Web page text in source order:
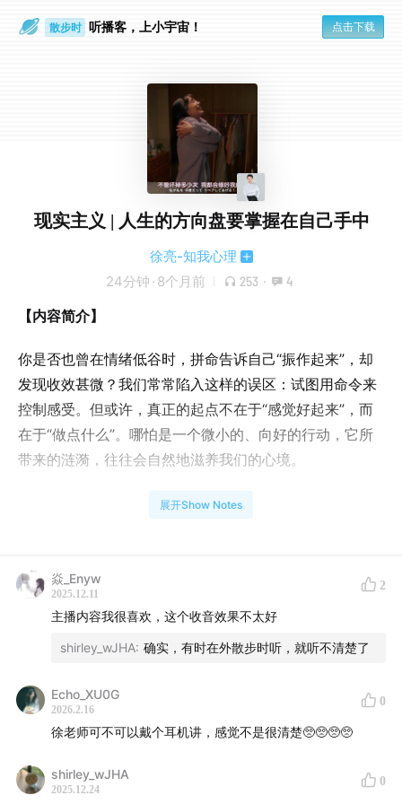
散步时 听播客，上小宇宙！ 点击下载
现实主义 | 人生的方向盘要掌握在自己手中
徐亮-知我心理
24分钟 · 8个月前 253 · 4
【内容简介】
你是否也曾在情绪低谷时，拼命告诉自己“振作起来”，却
发现收效甚微？我们常常陷入这样的误区：试图用命令来
控制感受。但或许，真正的起点不在于“感觉好起来”，而
在于“做点什么”。哪怕是一个微小的、向好的行动，它所
带来的涟漪，往往会自然地滋养我们的心境。
有时，我们抱怨环境，却迟迟不改变——这很可能是因
的往往是那份付诸行动的决心。
心理咨询不是magic pill，咨询的最终目的，也并非是让
你永远停留在此，而是陪伴你积蓄力量，重新回到现实生
负责，听上去沉重，但它恰恰是自由的核心。当你愿意为
自己的选择和行为承担责任时，你便拿回了人生的方向
盘。今天，我们将一起探讨这些话题。欢迎收听，愿你在
此找到一份觉察与前进的柔和力量。
展开Show Notes
焱_Enyw
2025.12.11
2
主播内容我很喜欢，这个收音效果不太好
shirley_wJHA: 确实，有时在外散步时听，就听不清楚了
Echo_XU0G
2026.2.16
0
徐老师可不可以戴个耳机讲，感觉不是很清楚🥺🥺🥺🥺
shirley_wJHA
2025.12.24
0